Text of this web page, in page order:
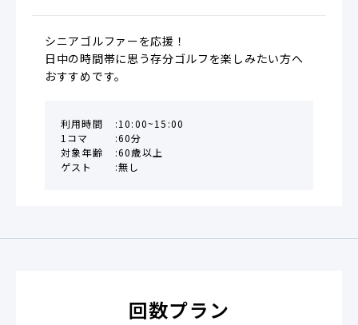
シニアゴルファーを応援！
日中の時間帯に思う存分ゴルフを楽しみたい方へ
おすすめです。
利用時間
10:00~15:00
1コマ
60分
対象年齢
60歳以上
ゲスト
無し
回数プラン